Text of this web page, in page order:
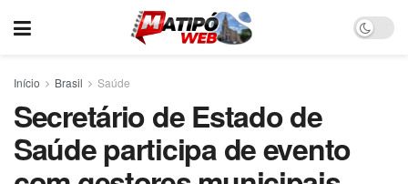
Início Brasil Saúde
Secretário de Estado de
Saúde participa de evento